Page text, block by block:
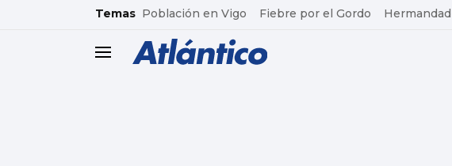
common.go-to-content
Temas Población en Vigo Fiebre por el Gordo
header.menu.open